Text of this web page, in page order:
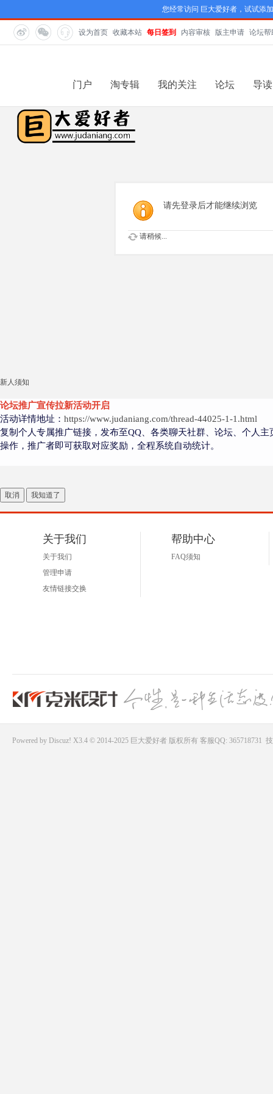
您经常访问 巨大爱好者，试试添
设为首页 收藏本站 每日签到 内容审核 版主申请 论坛帮
门户 淘专辑 我的关注 论坛 导读
请先登录后才能继续浏览
请稍候...
新人须知
论坛推广宣传拉新活动开启
活动详情地址： https://www.judaniang.com/thread-44025-1-1.html
复制个人专属推广链接，发布至QQ、各类聊天社群、论坛、个人
操作，推广者即可获取对应奖励，全程系统自动统计。
取消 我知道了
关于我们
关于我们
管理申请
友情链接交换
帮助中心
FAQ须知
Powered by Discuz! X3.4 © 2014-2025 巨大爱好者版权所有 客服QQ: 365718731